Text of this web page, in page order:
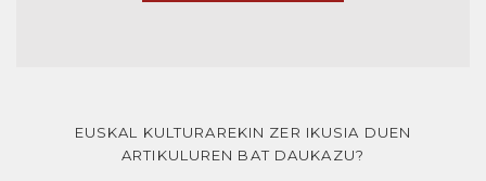
EUSKAL KULTURAREKIN ZER IKUSIA DUEN
ARTIKULUREN BAT DAUKAZU?